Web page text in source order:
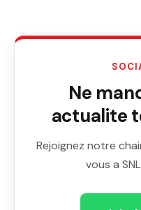
Ne
actualite
Rejoignez notre
vous a